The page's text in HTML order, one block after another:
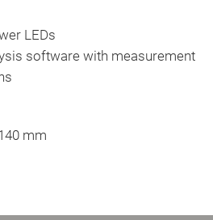
LEDs
software with measurement
mm